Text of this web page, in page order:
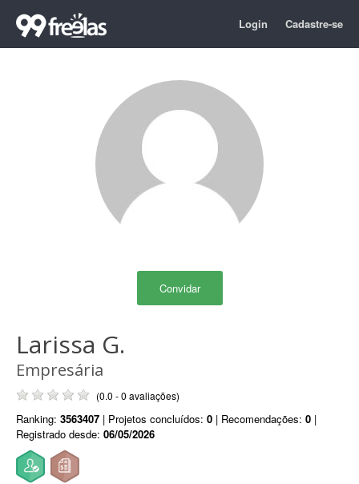
Login Cadastre-se
Convidar
Larissa G.
Empresária
(0.0 - 0 avaliações)
Ranking: 3563407 | Projetos concluídos: 0 | Recomendações: 0 |
Registrado desde: 06/05/2026